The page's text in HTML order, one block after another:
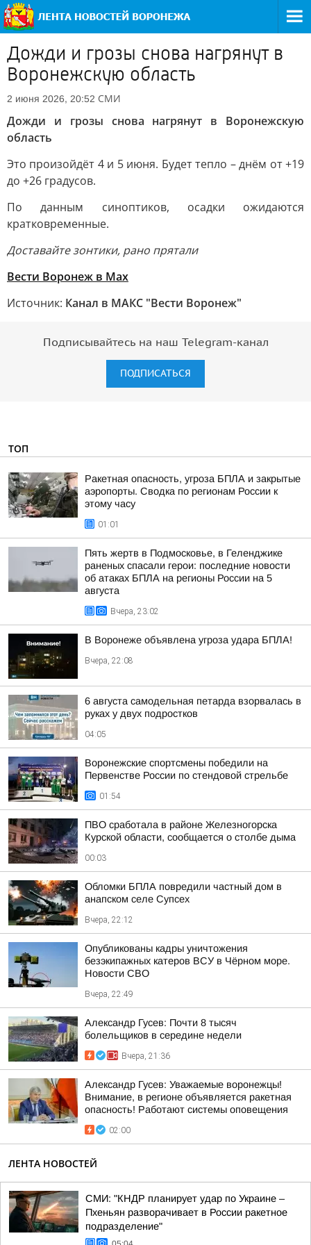
Дожди и грозы снова нагрянут в
Воронежскую область
2 июня 2026, 20:52 СМИ
Дожди и грозы снова нагрянут в Воронежскую
область
Это произойдёт 4 и 5 июня. Будет тепло – днём от +19
до +26 градусов.
По данным синоптиков, осадки ожидаются
кратковременные.
Доставайте зонтики, рано прятали
Вести Воронеж в Max
Источник: Канал в МАКС "Вести Воронеж"
Подписывайтесь на наш Telegram-канал
ПОДПИСАТЬСЯ
ТОП
Ракетная опасность, угроза БПЛА и закрытые
аэропорты. Сводка по регионам России к
этому часу
01:01
Пять жертв в Подмосковье, в Геленджике
раненых спасали герои: последние новости
об атаках БПЛА на регионы России на 5
августа
Вчера, 23:02
В Воронеже объявлена угроза удара БПЛА!
Вчера, 22:08
6 августа самодельная петарда взорвалась в
руках у двух подростков
04:05
Воронежские спортсмены победили на
Первенстве России по стендовой стрельбе
01:54
ПВО сработала в районе Железногорска
Курской области, сообщается о столбе дыма
00:03
Обломки БПЛА повредили частный дом в
анапском селе Супсех
Вчера, 22:12
Опубликованы кадры уничтожения
безэкипажных катеров ВСУ в Чёрном море.
Новости СВО
Вчера, 22:49
Александр Гусев: Почти 8 тысяч
болельщиков в середине недели
Вчера, 21:36
Александр Гусев: Уважаемые воронежцы!
Внимание, в регионе объявляется ракетная
опасность! Работают системы оповещения
02:00
ЛЕНТА НОВОСТЕЙ
СМИ: "КНДР планирует удар по Украине –
Пхеньян разворачивает в России ракетное
подразделение"